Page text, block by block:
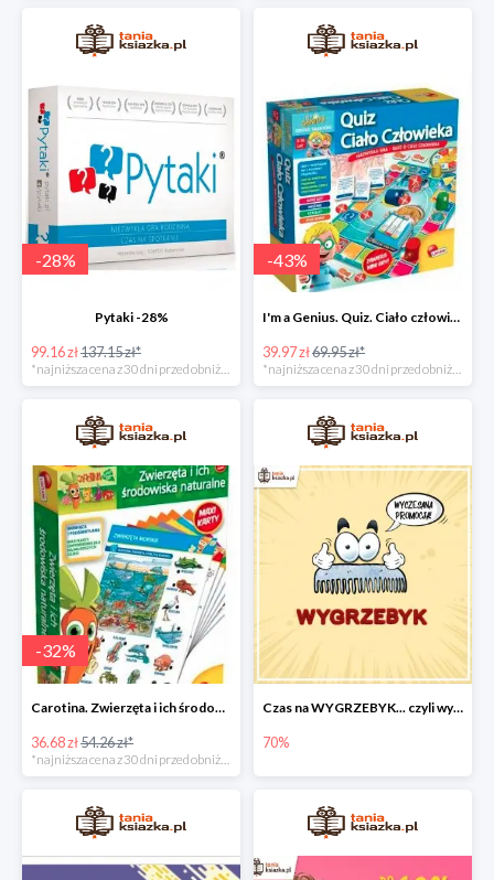
-28%
Pytaki -28%
99.16 zł137.15 zł*
-43%
I'm a Genius. Quiz. Ciało człowieka -43%
39.97 zł69.95 zł*
-32%
Carotina. Zwierzęta i ich środowisko naturalne -32%
36.68 zł54.26 zł*
Czas na WYGRZEBYK... czyli wyczesane ceny nawet do - 70%
70%